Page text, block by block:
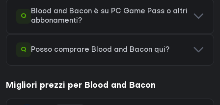
Q
Blood and Bacon è su PC Game Pass o altri
abbonamenti?
Q Posso comprare Blood and Bacon qui?
Migliori prezzi per Blood and Bacon